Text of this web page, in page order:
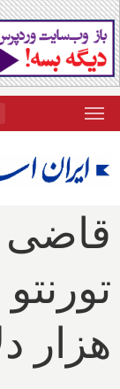
قاضی
هزار‌